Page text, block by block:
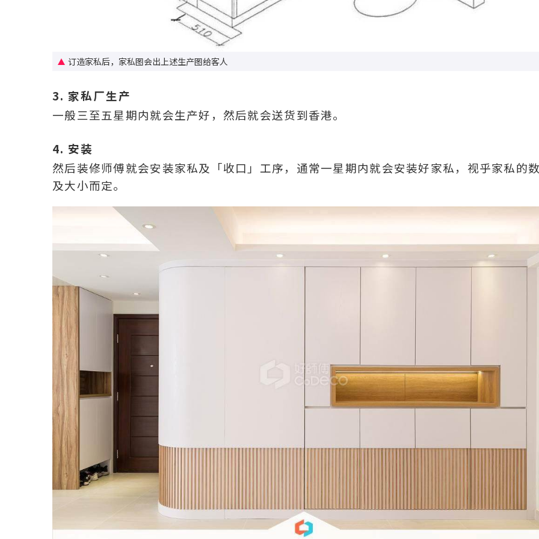
订造家私后，家私图会出上述生产图给客人
3. 家私厂生产
一般三至五星期内就会生产好，然后就会送货到香港。
4. 安装
然后装修师傅就会安装家私及「收口」工序，通常一星期内就会安装好家私，视乎家私的
及大小而定。